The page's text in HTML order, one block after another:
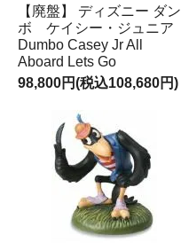
【廃盤】 ディズニー ダン
ボ ケイシー・ジュニア
Dumbo Casey Jr All
Aboard Lets Go
98,800円(税込108,680円)